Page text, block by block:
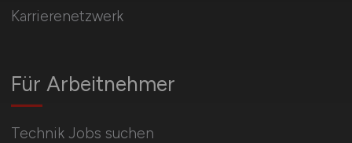
Für Arbeitnehmer
Technik Jobs suchen
Karrierenetzwerk